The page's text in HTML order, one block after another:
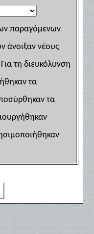
παραγόμενων
άνοιξαν νέους
τη διευκόλυνση
τα
τα